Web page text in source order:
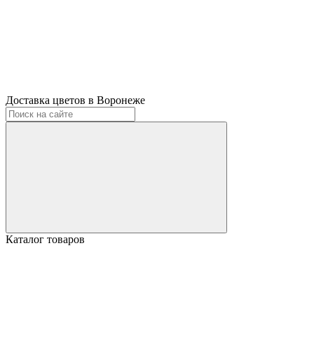
Доставка цветов в Воронеже
Каталог товаров